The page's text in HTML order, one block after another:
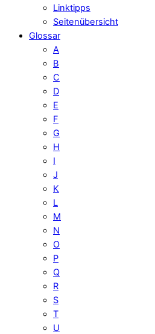
Linktipps
Seitenübersicht
Glossar
A
B
C
D
E
F
G
H
I
J
K
L
M
N
O
P
Q
R
S
T
U